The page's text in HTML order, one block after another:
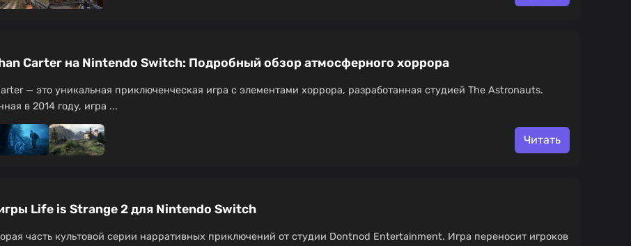
Carter на Nintendo Switch: Подробный обзор атмосферного хоррора
— это уникальная приключенческая игра с элементами хоррора, разработанная студией The Astronauts.
в 2014 году, игра ...
Читать
Life is Strange 2 для Nintendo Switch
часть культовой серии нарративных приключений от студии Dontnod Entertainment. Игра переносит игроков